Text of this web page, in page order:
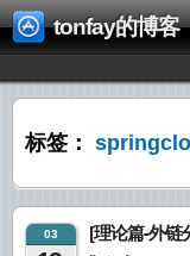
tonfay的博客
标签：
03